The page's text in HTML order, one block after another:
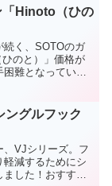
なんかも。今回は
...
「Hinoto（ひの
続く、SOTOのガ
のと）」価格が
難となっていま
少し違う視点で
グルフック
、VJシリーズ。フ
軽減するためにシ
ました！おすすめ